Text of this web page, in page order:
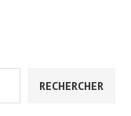
RECHERCHER